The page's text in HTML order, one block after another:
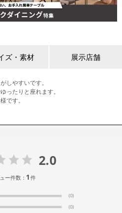
ズ・素材 展示店舗
しやすいです。
ったりと座れます。
です。
2.0
ー件数： 1件
(0)
(0)